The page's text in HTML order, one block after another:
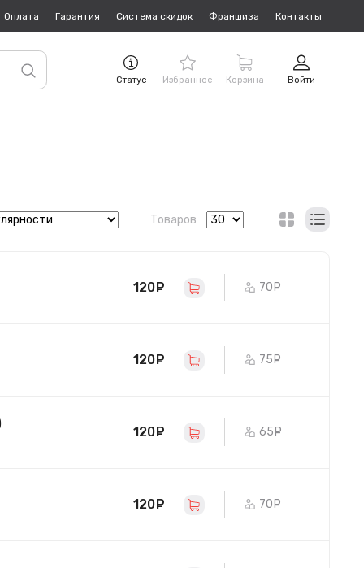
Оплата Гарантия Система скидок Франшиза Контакты
Статус Избранное Корзина Войти
Товаров
120 руб. 70
120 руб. 75
120 руб. 65
120 руб. 70